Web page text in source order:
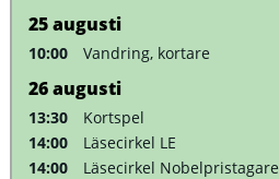
25augusti
10:00 Vandring, kortare
26augusti
13:30
Kortspel
14:00
Läsecirkel LE
14:00
Läsecirkel Nobelpristagare